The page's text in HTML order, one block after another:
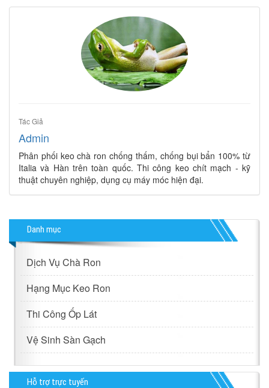
Tác Giả
Admin
Phân phối keo chà ron chống thấm, chống bụi bẩn 100% từ
Italia và Hàn trên toàn quốc. Thi công keo chít mạch - kỹ
thuật chuyên nghiệp, dụng cụ máy móc hiện đại.
Danh mục
Dịch Vụ Chà Ron
Hạng Mục Keo Ron
Thi Công Ốp Lát
Vệ Sinh Sàn Gạch
Hỗ trợ trực tuyến